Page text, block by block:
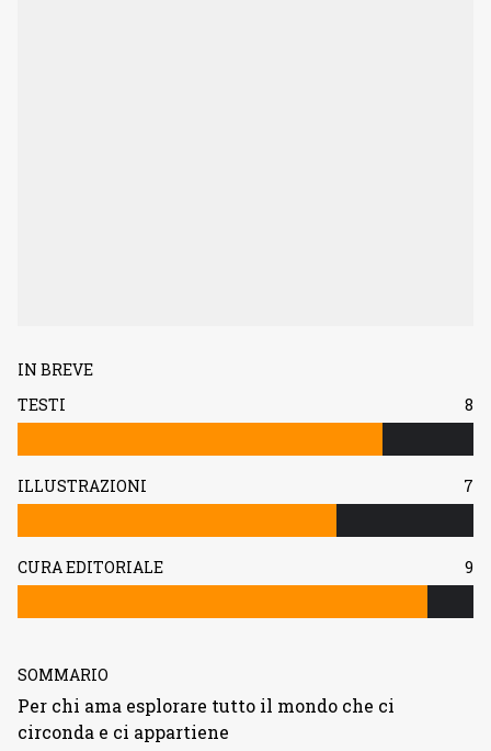
IN BREVE
TESTI
8
ILLUSTRAZIONI 7
CURA EDITORIALE 9
SOMMARIO
Per chi ama esplorare tutto il mondo che ci
circonda e ci appartiene